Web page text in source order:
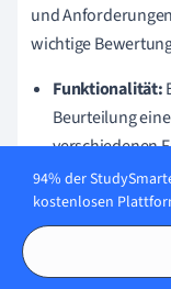
und
wichtige
Funktionalität:
Beurteilung
verschiedenen
Funktionen
oder andere
es, diese
Lebensqualität:
94% der
kostenlosen